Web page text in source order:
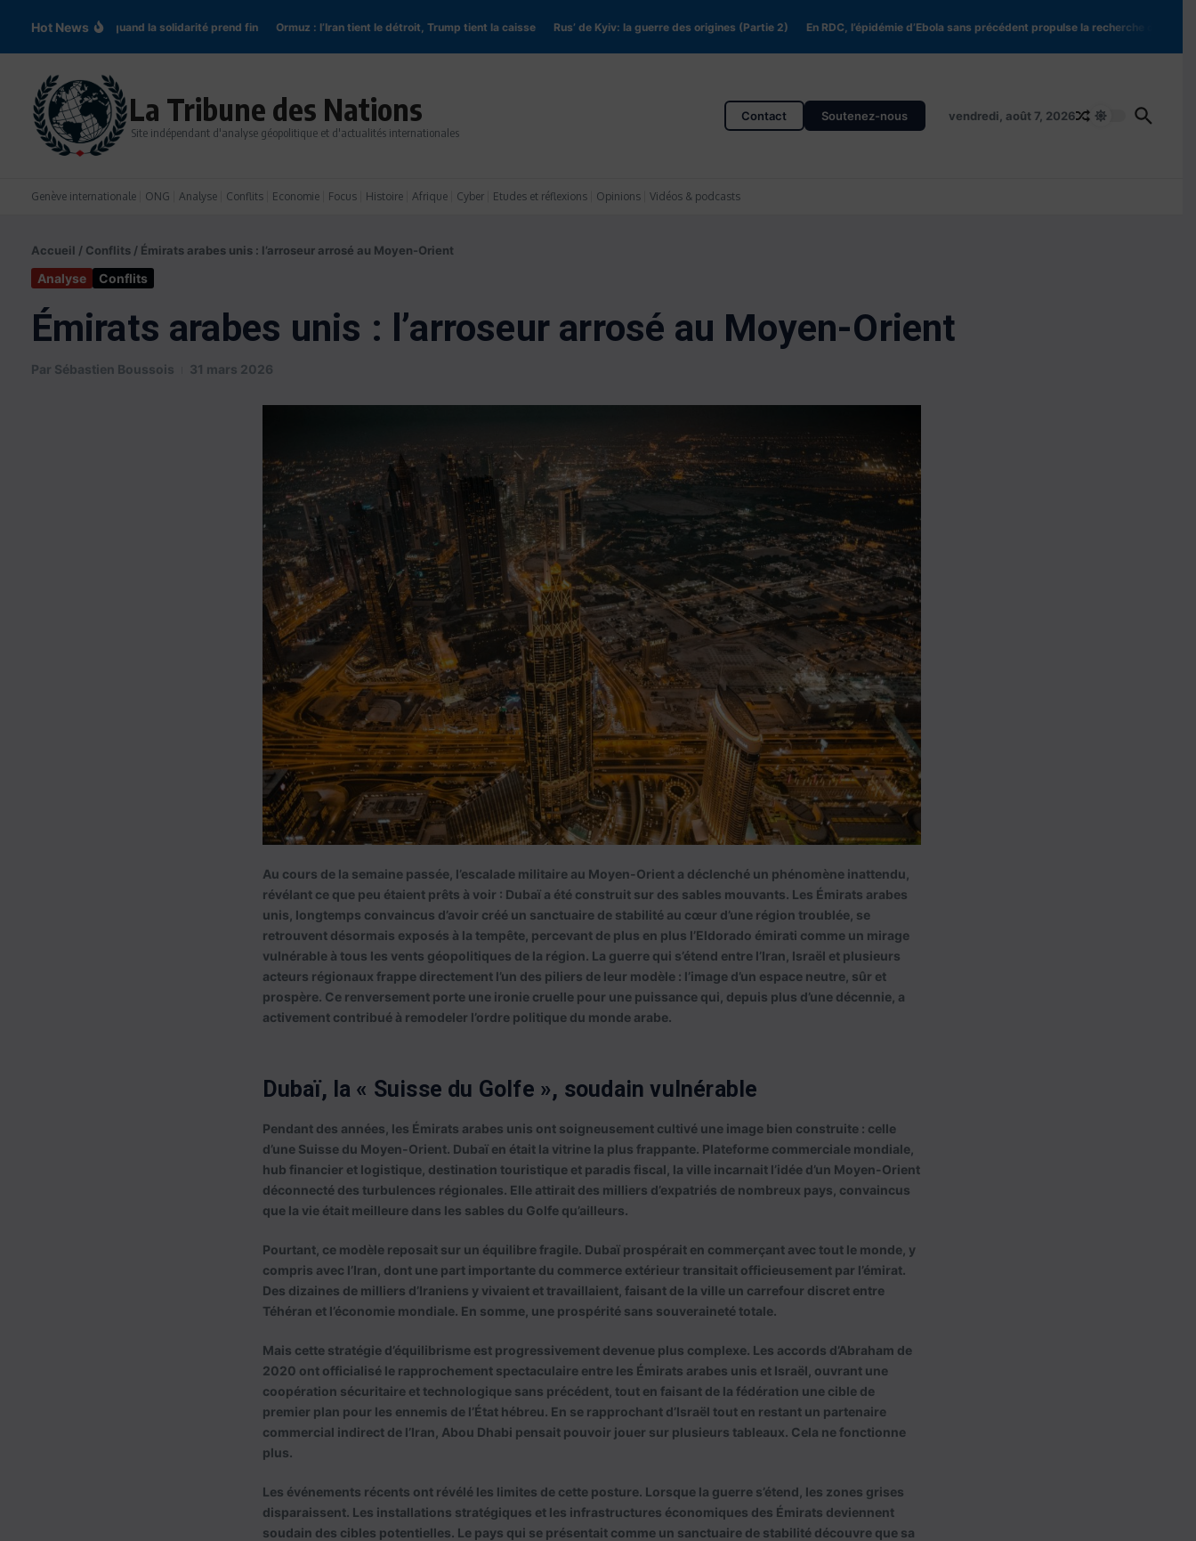
Hot News
Ukraine : quand la solidarité prend fin Ormuz : l’Iran tient le détroit, Trump tient la caisse Rus’ de Kyiv: la guerre des origines (Partie 2) En RDC, l’épidémie d’Ebola sans précédent propulse la recherche de nouveaux
La Tribune des Nations
Site indépendant d'analyse géopolitique et d'actualités internationales
Contact Soutenez-nous vendredi, août 7, 2026
Genève internationale ONG Analyse Conflits Economie Focus Histoire Afrique Cyber Etudes et réflexions Opinions Vidéos & podcasts
Accueil / Conflits/ Émirats arabes unis : l’arroseur arrosé au Moyen-Orient
Analyse Conflits
Émirats arabes unis : l’arroseur arrosé au Moyen-Orient
Par Sébastien Boussois 31 mars 2026
Au cours de la semaine passée, l’escalade militaire au Moyen-Orient a déclenché un phénomène inattendu,
révélant ce que peu étaient prêts à voir : Dubaï a été construit sur des sables mouvants. Les Émirats arabes
unis, longtemps convaincus d’avoir créé un sanctuaire de stabilité au cœur d’une région troublée, se
retrouvent désormais exposés à la tempête, percevant de plus en plus l’Eldorado émirati comme un mirage
vulnérable à tous les vents géopolitiques de la région. La guerre qui s’étend entre l’Iran, Israël et plusieurs
acteurs régionaux frappe directement l’un des piliers de leur modèle : l’image d’un espace neutre, sûr et
prospère. Ce renversement porte une ironie cruelle pour une puissance qui, depuis plus d’une décennie, a
activement contribué à remodeler l’ordre politique du monde arabe.
Dubaï, la « Suisse du Golfe », soudain vulnérable
Pendant des années, les Émirats arabes unis ont soigneusement cultivé une image bien construite : celle
d’une Suisse du Moyen-Orient. Dubaï en était la vitrine la plus frappante. Plateforme commerciale mondiale,
hub financier et logistique, destination touristique et paradis fiscal, la ville incarnait l’idée d’un Moyen-Orient
déconnecté des turbulences régionales. Elle attirait des milliers d’expatriés de nombreux pays, convaincus
que la vie était meilleure dans les sables du Golfe qu’ailleurs.
Pourtant, ce modèle reposait sur un équilibre fragile. Dubaï prospérait en commerçant avec tout le monde, y
compris avec l’Iran, dont une part importante du commerce extérieur transitait officieusement par l’émirat.
Des dizaines de milliers d’Iraniens y vivaient et travaillaient, faisant de la ville un carrefour discret entre
Téhéran et l’économie mondiale. En somme, une prospérité sans souveraineté totale.
Mais cette stratégie d’équilibrisme est progressivement devenue plus complexe. Les accords d’Abraham de
2020 ont officialisé le rapprochement spectaculaire entre les Émirats arabes unis et Israël, ouvrant une
coopération sécuritaire et technologique sans précédent, tout en faisant de la fédération une cible de
premier plan pour les ennemis de l’État hébreu. En se rapprochant d’Israël tout en restant un partenaire
commercial indirect de l’Iran, Abou Dhabi pensait pouvoir jouer sur plusieurs tableaux. Cela ne fonctionne
plus.
Les événements récents ont révélé les limites de cette posture. Lorsque la guerre s’étend, les zones grises
disparaissent. Les installations stratégiques et les infrastructures économiques des Émirats deviennent
soudain des cibles potentielles. Le pays qui se présentait comme un sanctuaire de stabilité découvre que sa